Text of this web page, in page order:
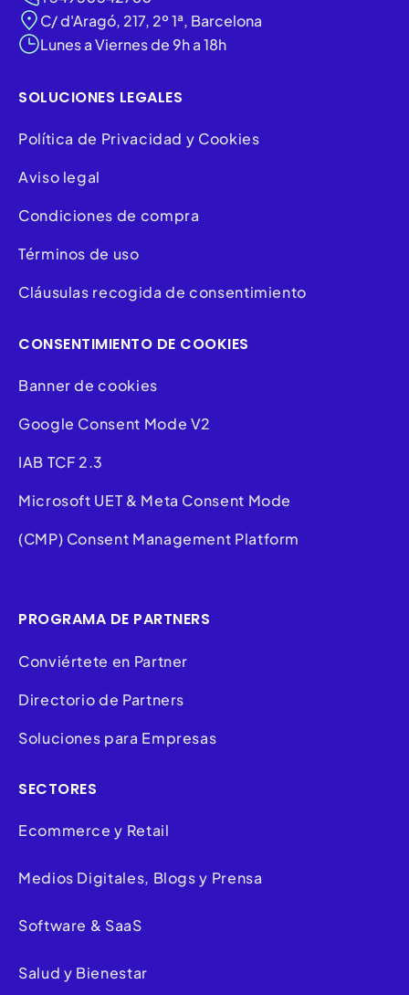
C/ d'Aragó, 217, 2º 1ª, Barcelona
Lunes a Viernes de 9h a 18h
SOLUCIONES LEGALES
Política de Privacidad y Cookies
Aviso legal
Condiciones de compra
Términos de uso
Cláusulas recogida de consentimiento
CONSENTIMIENTO DE COOKIES
Banner de cookies
Google Consent Mode V2
IAB TCF 2.3
Microsoft UET & Meta Consent Mode
(CMP) Consent Management Platform
PROGRAMA DE PARTNERS
Conviértete en Partner
Directorio de Partners
Soluciones para Empresas
SECTORES
Ecommerce y Retail
Medios Digitales, Blogs y Prensa
Software & SaaS
Salud y Bienestar